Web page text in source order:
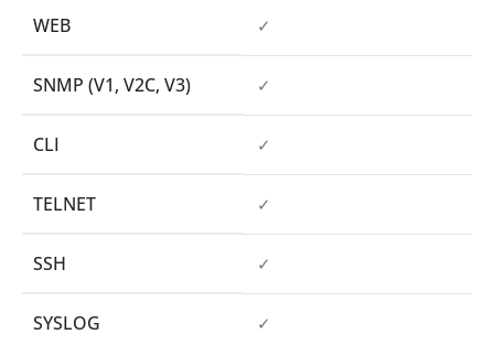
WEB ✓
SNMP (V1, V2C, V3) ✓
CLI ✓
TELNET ✓
SSH ✓
SYSLOG ✓